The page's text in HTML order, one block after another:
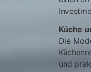
Küche
Die
und